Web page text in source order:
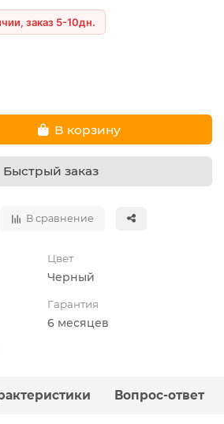
заказ 5-10дн.
В корзину
Быстрый заказ
В сравнение
Цвет
Черный
Гарантия
6 месяцев
Вопрос-ответ